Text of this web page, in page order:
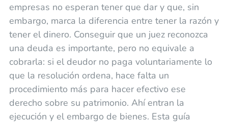
empresas no esperan tener que dar y que, sin
embargo, marca la diferencia entre tener la razón y
tener el dinero. Conseguir que un juez reconozca
una deuda es importante, pero no equivale a
cobrarla: si el deudor no paga voluntariamente lo
que la resolución ordena, hace falta un
procedimiento más para hacer efectivo ese
derecho sobre su patrimonio. Ahí entran la
ejecución y el embargo de bienes. Esta guía